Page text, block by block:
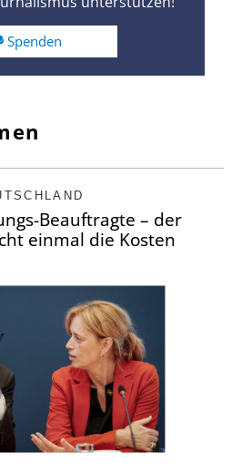
Spenden
Beauftragte – der
einmal die Kosten